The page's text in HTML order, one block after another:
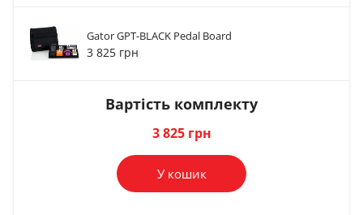
Кабель DiMarzio
EP17J12RR Jumper...
Педалборд / Блок
живлення Mooer...
Gator GPT-BLACK Pedal Board
3 825 грн
Вартість комплекту
3 825 грн
У кошик